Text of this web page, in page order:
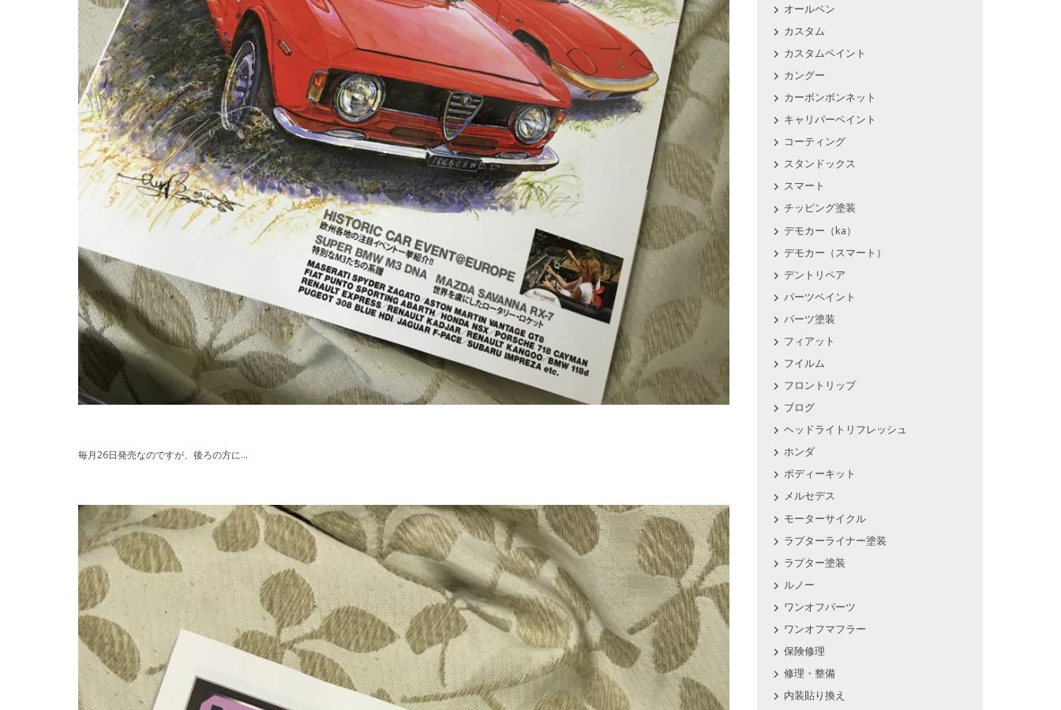
毎月26日発売なのですが、後ろの方に…
オールペン
カスタム
カスタムペイント
カングー
カーボンボンネット
キャリパーペイント
コーティング
スタンドックス
スマート
チッピング塗装
デモカー（ka）
デモカー（スマート）
デントリペア
パーツペイント
パーツ塗装
フィアット
フイルム
フロントリップ
ブログ
ヘッドライトリフレッシュ
ホンダ
ボディーキット
メルセデス
モーターサイクル
ラプターライナー塗装
ラプター塗装
ルノー
ワンオフパーツ
ワンオフマフラー
保険修理
修理・整備
内装貼り換え